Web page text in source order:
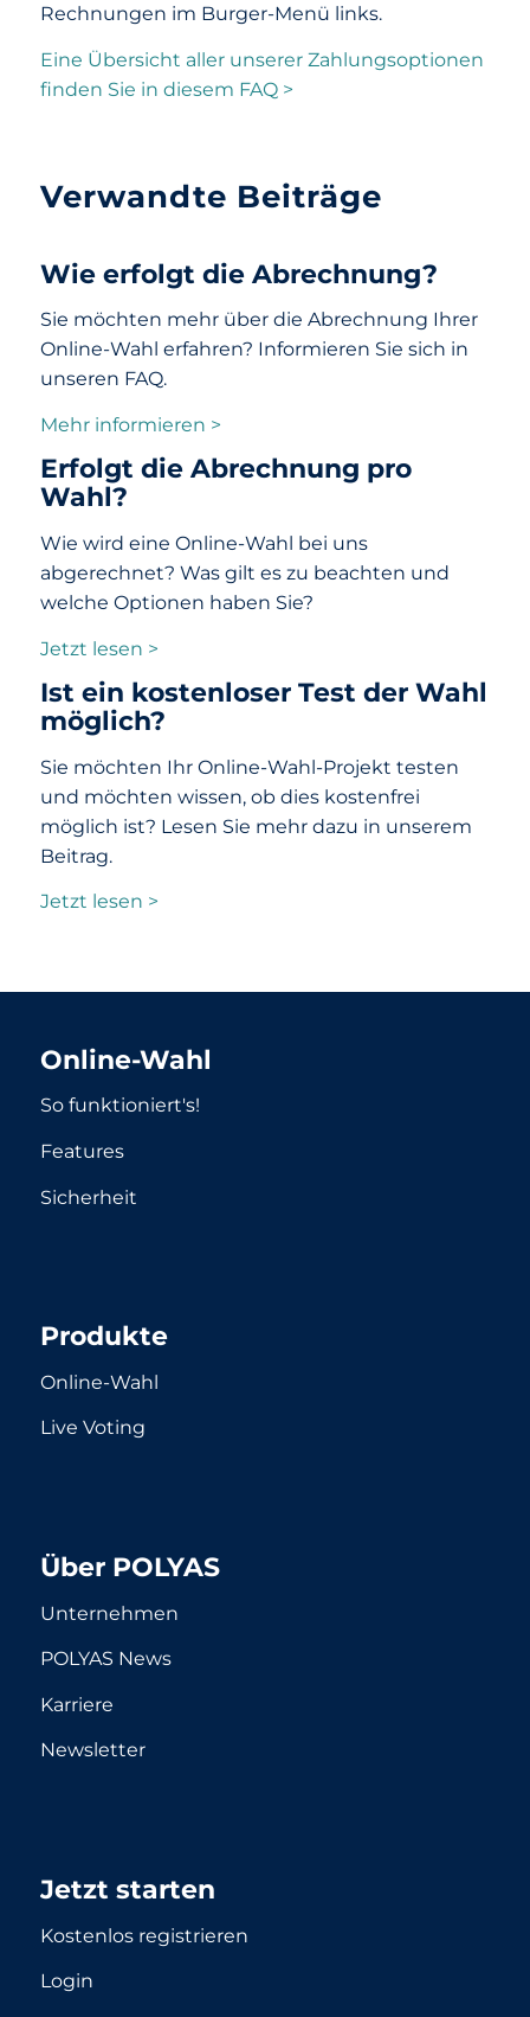
Rechnungen im Burger-Menü links.
Eine Übersicht aller unserer Zahlungsoptionen
finden Sie in diesem FAQ >
Verwandte Beiträge
Wie erfolgt die Abrechnung?
Sie möchten mehr über die Abrechnung Ihrer
Online-Wahl erfahren? Informieren Sie sich in
unseren FAQ.
Mehr informieren >
Erfolgt die Abrechnung pro
Wahl?
Wie wird eine Online-Wahl bei uns
abgerechnet? Was gilt es zu beachten und
welche Optionen haben Sie?
Jetzt lesen >
Ist ein kostenloser Test der Wahl
möglich?
Sie möchten Ihr Online-Wahl-Projekt testen
und möchten wissen, ob dies kostenfrei
möglich ist? Lesen Sie mehr dazu in unserem
Beitrag.
Jetzt lesen >
Online-Wahl
So funktioniert's!
Features
Sicherheit
Produkte
Online-Wahl
Live Voting
Über POLYAS
Unternehmen
POLYAS News
Karriere
Newsletter
Jetzt starten
Kostenlos registrieren
Login